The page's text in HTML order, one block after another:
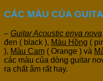
CÁC MÀU CỦA
– Guitar Acoustic enya nova
đen ( black ), Màu Hồng (
), Màu Cam ( Orange ) và
các màu của dòng guitar
ra chất âm rất hay.